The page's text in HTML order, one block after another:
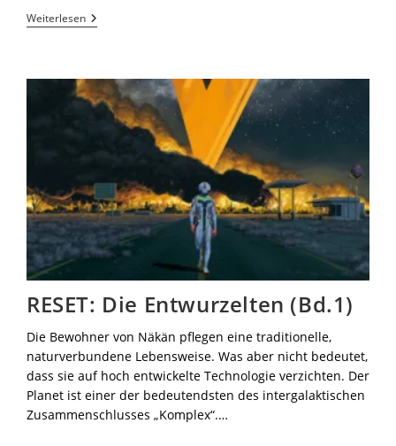
Weiterlesen
RESET: Die Entwurzelten (Bd.1)
Die Bewohner von Näkän pflegen eine traditionelle,
naturverbundene Lebensweise. Was aber nicht bedeutet,
dass sie auf hoch entwickelte Technologie verzichten. Der
Planet ist einer der bedeutendsten des intergalaktischen
Zusammenschlusses „Komplex“.…